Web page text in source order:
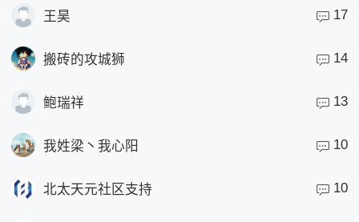
王昊 17
搬砖的攻城狮 14
鲍瑞祥 13
我姓梁丶我心阳 10
北太天元社区支持 10